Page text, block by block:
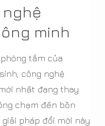
nghệ
minh
tắm của
công nghệ
nhất đang thay
chạm đến bồn
pháp đổi mới này